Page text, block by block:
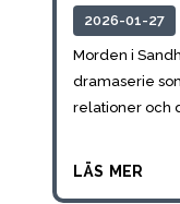
2026-01-27
Morden i
dramaserie
relationer och
läs mer